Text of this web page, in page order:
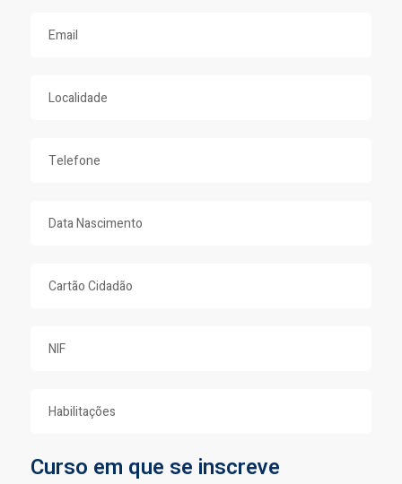
Curso em que se inscreve